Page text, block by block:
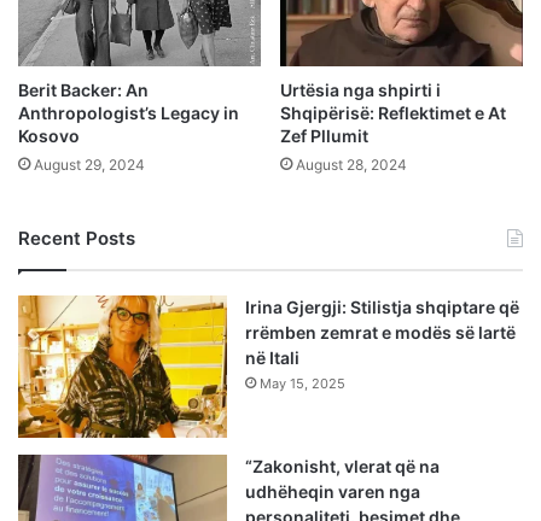
Berit Backer: An
Anthropologist’s Legacy in
Kosovo
August 29, 2024
Urtësia nga shpirti i
Shqipërisë: Reflektimet e At
Zef Pllumit
August 28, 2024
Recent Posts
Irina Gjergji: Stilistja shqiptare që
rrëmben zemrat e modës së lartë
në Itali
May 15, 2025
“Zakonisht, vlerat që na
udhëheqin varen nga
personaliteti, besimet dhe